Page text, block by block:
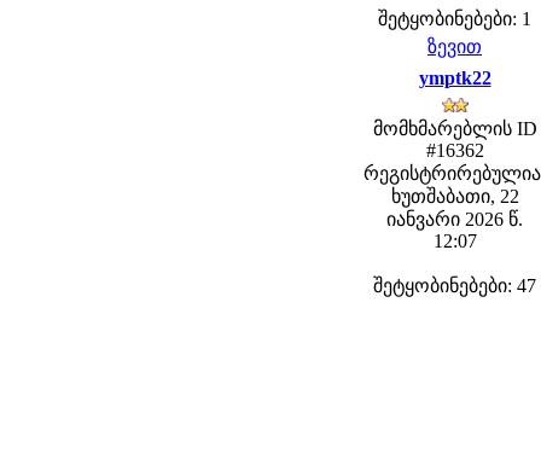
შეტყობინებები: 1
ზევით
ymptk22
მომხმარებლის ID
#16362
ხუთშაბათი, 22
იანვარი 2026 წ.
12:07
შეტყობინებები: 47